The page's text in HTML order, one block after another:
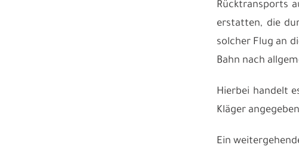
Rücktransports
erstatten, die
solcher Flug an
Bahn nach
Hierbei handelt
Kläger
Ein